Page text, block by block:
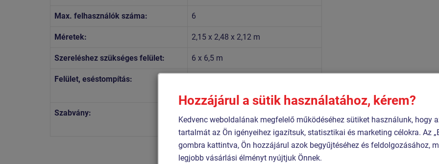
Max. felhasználók száma: 6
Méretek: 2,15 x 2,48 x 2,12 m
Szereléshez szükséges felület: 6 x 6,5 m
Felület, eséstompítás:
Szabvány:
MSZ EN 1176-11:2015
Hozzájárul a sütik használatához, kérem?
Kedvenc weboldalának megfelelő működéséhez sütiket használunk, hogy
tartalmát az Ön igényeihez igazítsuk, statisztikai és marketing célokra. Az
gombra kattintva, Ön hozzájárul azok begyűjtéséhez és feldolgozásához,
legjobb vásárlási élményt nyújtjuk Önnek.